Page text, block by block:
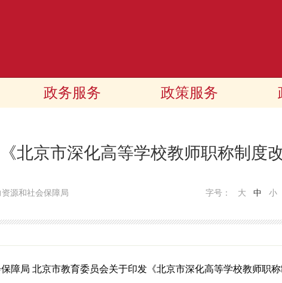
政务服务 政策服务
北京市深化高等学校教师职称制度
源和社会保障局 字号： 大 中 小
障局 北京市教育委员会关于印发《北京市深化高等学校教师职